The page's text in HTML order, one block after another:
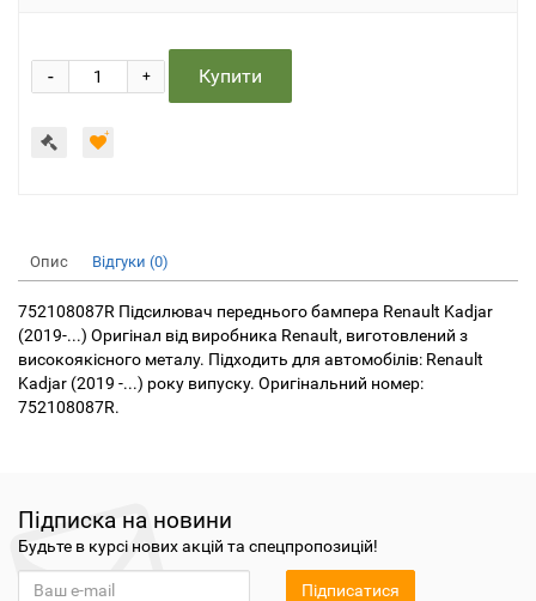
+
- Купити
Опис Відгуки (0)
752108087R Підсилювач переднього бампера Renault Kadjar
(2019-...) Оригінал від виробника Renault, виготовлений з
високоякісного металу. Підходить для автомобілів: Renault
Kadjar (2019 -...) року випуску. Оригінальний номер:
752108087R.
Підписка на новини
Будьте в курсі нових акцій та спецпропозицій!
Підписатися